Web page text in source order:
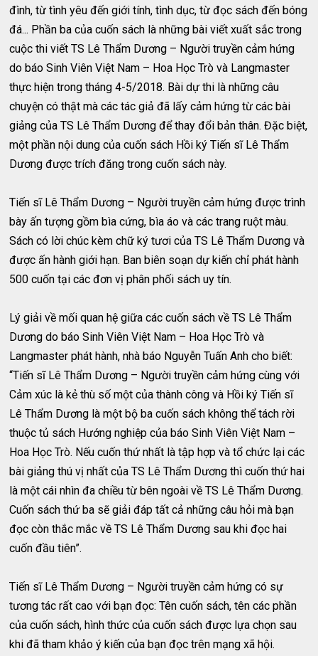
đình, từ tình yêu đến giới tính, tình dục, từ đọc sách đến bóng
đá... Phần ba của cuốn sách là những bài viết xuất sắc trong
cuộc thi viết TS Lê Thẩm Dương – Người truyền cảm hứng
do báo Sinh Viên Việt Nam – Hoa Học Trò và Langmaster
thực hiện trong tháng 4-5/2018. Bài dự thi là những câu
chuyện có thật mà các tác giả đã lấy cảm hứng từ các bài
giảng của TS Lê Thẩm Dương để thay đổi bản thân. Đặc biệt,
một phần nội dung của cuốn sách Hồi ký Tiến sĩ Lê Thẩm
Dương được trích đăng trong cuốn sách này.
Tiến sĩ Lê Thẩm Dương – Người truyền cảm hứng được trình
bày ấn tượng gồm bìa cứng, bìa áo và các trang ruột màu.
Sách có lời chúc kèm chữ ký tươi của TS Lê Thẩm Dương và
được ấn hành giới hạn. Ban biên soạn dự kiến chỉ phát hành
500 cuốn tại các đơn vị phân phối sách uy tín.
Lý giải về mối quan hệ giữa các cuốn sách về TS Lê Thẩm
Dương do báo Sinh Viên Việt Nam – Hoa Học Trò và
Langmaster phát hành, nhà báo Nguyễn Tuấn Anh cho biết:
“Tiến sĩ Lê Thẩm Dương – Người truyền cảm hứng cùng với
Cảm xúc là kẻ thù số một của thành công và Hồi ký Tiến sĩ
Lê Thẩm Dương là một bộ ba cuốn sách không thể tách rời
thuộc tủ sách Hướng nghiệp của báo Sinh Viên Việt Nam –
Hoa Học Trò. Nếu cuốn thứ nhất là tập hợp và tổ chức lại các
bài giảng thú vị nhất của TS Lê Thẩm Dương thì cuốn thứ hai
là một cái nhìn đa chiều từ bên ngoài về TS Lê Thẩm Dương.
Cuốn sách thứ ba sẽ giải đáp tất cả những câu hỏi mà bạn
đọc còn thắc mắc về TS Lê Thẩm Dương sau khi đọc hai
cuốn đầu tiên”.
Tiến sĩ Lê Thẩm Dương – Người truyền cảm hứng có sự
tương tác rất cao với bạn đọc: Tên cuốn sách, tên các phần
của cuốn sách, hình thức của cuốn sách được lựa chọn sau
khi đã tham khảo ý kiến của bạn đọc trên mạng xã hội.